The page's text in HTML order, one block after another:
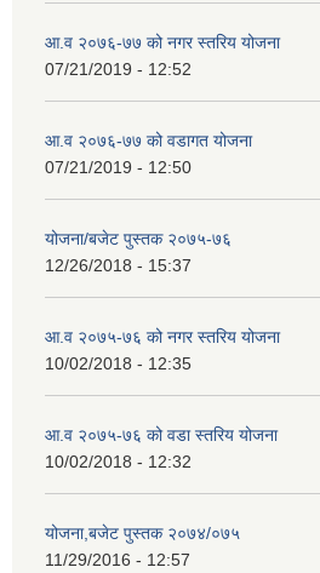
आ.व २०७६-७७ को नगर स्तरिय योजना
07/21/2019 - 12:52
आ.व २०७६-७७ को वडागत योजना
07/21/2019 - 12:50
योजना/बजेट पुस्तक २०७५-७६
12/26/2018 - 15:37
आ.व २०७५-७६ को नगर स्तरिय योजना
10/02/2018 - 12:35
आ.व २०७५-७६ को वडा स्तरिय योजना
10/02/2018 - 12:32
योजना,बजेट पुस्तक २०७४/०७५
11/29/2016 - 12:57